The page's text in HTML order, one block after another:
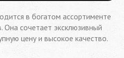
в богатом ассортименте
Она сочетает эксклюзивный
цену и высокое качество.